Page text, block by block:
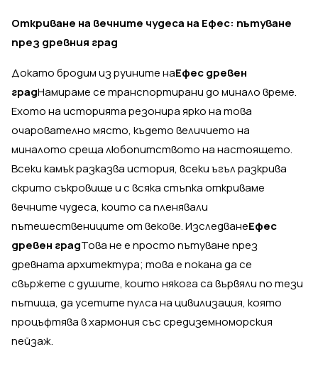
Откриване на вечните чудеса на Ефес: пътуване
през древния град
Докато бродим из руините наЕфес древен
градНамираме се транспортирани до минало време.
Ехото на историята резонира ярко на това
очарователно място, където величието на
миналото среща любопитството на настоящето.
Всеки камък разказва история, всеки ъгъл разкрива
скрито съкровище и с всяка стъпка откриваме
вечните чудеса, които са пленявали
пътешествениците от векове. ИзследванеЕфес
древен градТова не е просто пътуване през
древната архитектура; това е покана да се
свържете с душите, които някога са вървяли по тези
пътища, да усетите пулса на цивилизация, която
процъфтява в хармония със средиземноморския
пейзаж.